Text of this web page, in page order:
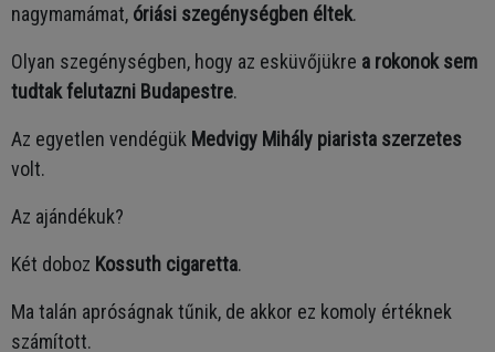
nagymamámat, óriási szegénységben éltek.
Olyan szegénységben, hogy az esküvőjükre a rokonok sem
tudtak felutazni Budapestre.
Az egyetlen vendégük Medvigy Mihály piarista szerzetes
volt.
Az ajándékuk?
Két doboz Kossuth cigaretta.
Ma talán apróságnak tűnik, de akkor ez komoly értéknek
számított.